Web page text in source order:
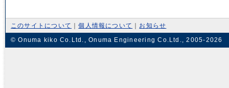
このサイトについて ｜個人情報について
お知らせ
© Onuma kiko Co.Ltd., Onuma Engineering Co.Ltd., 2005-2026